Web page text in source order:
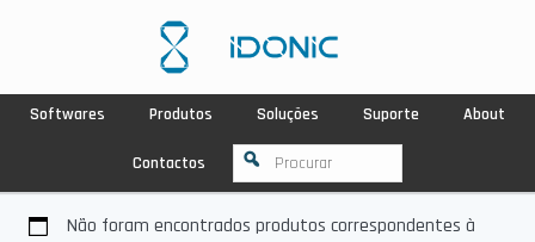
Softwares Produtos Soluções Suporte About
Contactos
Não foram encontrados produtos correspondentes à